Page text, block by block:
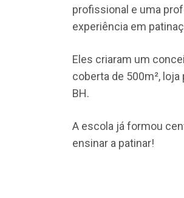
profissional e uma
experiência em
Eles criaram um
coberta de 500m²,
BH.
A escola já formou
ensinar a patinar!